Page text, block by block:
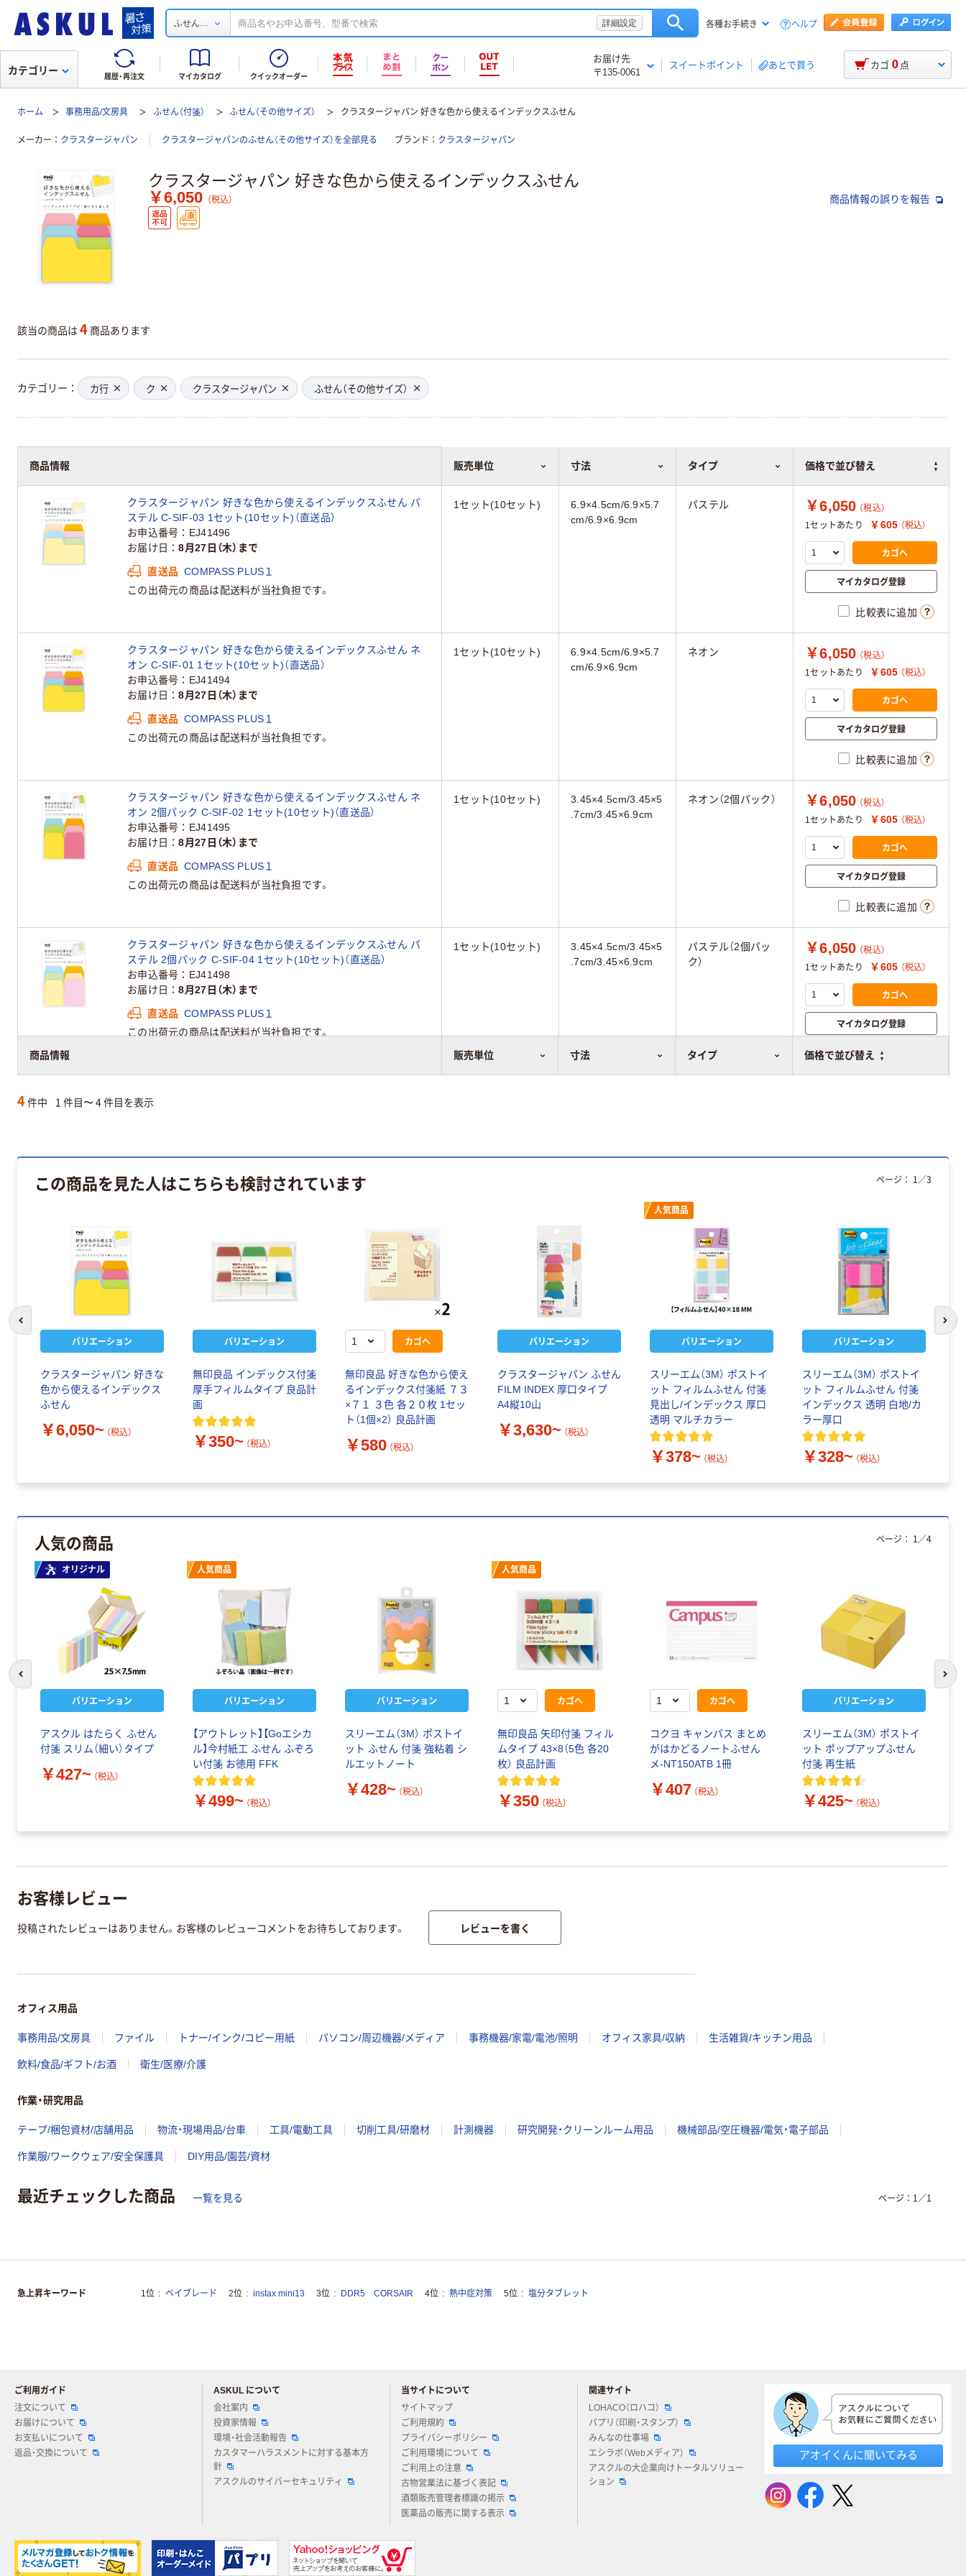
ふせん... 詳細設定 各種お手続き ヘルプ
履歴・再注文 マイカタログ クイックオーダー
お届け先
〒135-0061
スイートポイント あとで買う
カテゴリー カゴ 0 点
ホーム 事務用品/文房具 ふせん（付箋） ふせん（その他サイズ） クラスタージャパン 好きな色から使えるインデックスふせん
メーカー クラスタージャパン クラスタージャパンのふせん（その他サイズ）を全部見る ブランド クラスタージャパン
クラスタージャパン 好きな色から使えるインデックスふせん
￥6,050 （税込） 商品情報の誤りを報告
該当の商品は 4 商品あります
カテゴリー カ行 ク クラスタージャパン ふせん（その他サイズ）
商品情報 販売単位 寸法 タイプ 価格で並び替え
商品情報 販売単位 寸法 タイプ 価格で並び替え
クラスタージャパン 好きな色から使えるインデックスふせん パ
ステル C-SIF-03 1セット(10セット)（直送品）
お申込番号
EJ41496
お届け日
8月27日（木）まで
直送品 COMPASS PLUS１
この出荷元の商品は配送料が当社負担です。
1セット(10セット)
6.9×4.5cm/6.9×5.7
cm/6.9×6.9cm
パステル ￥6,050 （税込）
1セットあたり
￥605 （税込）
カゴへ
マイカタログ登録
比較表に追加
クラスタージャパン 好きな色から使えるインデックスふせん ネ
オン C-SIF-01 1セット(10セット)（直送品）
お申込番号
EJ41494
お届け日
8月27日（木）まで
直送品 COMPASS PLUS１
この出荷元の商品は配送料が当社負担です。
1セット(10セット)
6.9×4.5cm/6.9×5.7
cm/6.9×6.9cm
ネオン ￥6,050 （税込）
1セットあたり
￥605 （税込）
カゴへ
マイカタログ登録
比較表に追加
クラスタージャパン 好きな色から使えるインデックスふせん ネ
オン 2個パック C-SIF-02 1セット(10セット)（直送品）
お申込番号
EJ41495
お届け日
8月27日（木）まで
直送品 COMPASS PLUS１
この出荷元の商品は配送料が当社負担です。
1セット(10セット)
3.45×4.5cm/3.45×5
.7cm/3.45×6.9cm
ネオン（2個パック） ￥6,050 （税込）
1セットあたり
￥605 （税込）
カゴへ
マイカタログ登録
比較表に追加
クラスタージャパン 好きな色から使えるインデックスふせん パ
ステル 2個パック C-SIF-04 1セット(10セット)（直送品）
お申込番号
EJ41498
お届け日
8月27日（木）まで
直送品 COMPASS PLUS１
この出荷元の商品は配送料が当社負担です。
1セット(10セット)
3.45×4.5cm/3.45×5
.7cm/3.45×6.9cm
パステル（2個パッ
ク）
￥6,050 （税込）
1セットあたり
￥605 （税込）
カゴへ
マイカタログ登録
比較表に追加
4 件中 1 件目〜 4 件目を表示
この商品を見た人はこちらも検討されています
バリエーション
クラスタージャパン 好きな
色から使えるインデックス
ふせん
￥6,050~ （税込）
バリエーション
無印良品 インデックス付箋
厚手フィルムタイプ 良品計
画
￥350~ （税込）
カゴへ
無印良品 好きな色から使え
るインデックス付箋紙 ７３
×７１ ３色 各２０枚 1セッ
ト（1個×2） 良品計画
￥580 （税込）
バリエーション
クラスタージャパン ふせん
FILM INDEX 厚口タイプ
A4縦10山
￥3,630~ （税込）
人気商品
バリエーション
スリーエム（3M） ポストイ
ット フィルムふせん 付箋
見出し/インデックス 厚口
透明 マルチカラー
￥378~ （税込）
バリエーション
スリーエム（3M） ポストイ
ット フィルムふせん 付箋
インデックス 透明 白地/カ
ラー厚口
￥328~ （税込）
ページ： 1 ／3
前のスライドへ 次
人気の商品
オリジナル
バリエーション
アスクル はたらく ふせん
付箋 スリム（細い）タイプ
￥427~ （税込）
人気商品
バリエーション
【アウトレット】【Goエシカ
ル】今村紙工 ふせん ふぞろ
い付箋 お徳用 FFK
￥499~ （税込）
バリエーション
スリーエム（3M） ポストイ
ット ふせん 付箋 強粘着 シ
ルエットノート
￥428~ （税込）
人気商品
カゴへ
無印良品 矢印付箋 フィル
ムタイプ 43×8（5色 各20
枚） 良品計画
￥350 （税込）
カゴへ
コクヨ キャンパス まとめ
がはかどるノートふせん
メ-NT150ATB 1冊
￥407 （税込）
バリエーション
スリーエム（3M） ポストイ
ット ポップアップふせん
付箋 再生紙
￥425~ （税込）
ページ： 1 ／4
次
お客様レビュー
投稿されたレビューはありません。お客様のレビューコメントをお待ちしております。 レビューを書く
オフィス用品
事務用品/文房具 ファイル トナー/インク/コピー用紙 パソコン/周辺機器/メディア 事務機器/家電/電池/照明 オフィス家具/収納 生活雑貨/キッチン用品
飲料/食品/ギフト/お酒 衛生/医療/介護
作業・研究用品
テープ/梱包資材/店舗用品 物流・現場用品/台車 工具/電動工具 切削工具/研磨材 計測機器 研究開発・クリーンルーム用品 機械部品/空圧機器/電気・電子部品
作業服/ワークウェア/安全保護具 DIY用品/園芸/資材
最近チェックした商品 一覧を見る ページ： 1 ／1
急上昇キーワード 1位 ベイブレード 2位 instax mini13 3位 DDR5 CORSAIR 4位 熱中症対策 5位 塩分タブレット
ご利用ガイド
注文について
お届けについて
お支払いについて
返品・交換について
ASKUL について
会社案内
投資家情報
環境・社会活動報告
カスタマーハラスメントに対する基本方
針
アスクルのサイバーセキュリティ
当サイトについて
サイトマップ
ご利用規約
プライバシーポリシー
ご利用環境について
ご利用上の注意
古物営業法に基づく表記
酒類販売管理者標識の掲示
医薬品の販売に関する表示
関連サイト
LOHACO（ロハコ）
パプリ（印刷・スタンプ）
みんなの仕事場
エシラボ（Webメディア）
アスクルの大企業向けトータルソリュー
ション
アオイくんに聞いてみる